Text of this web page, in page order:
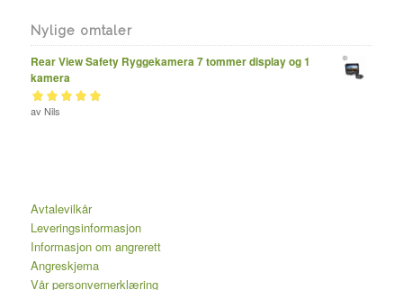
Nylige omtaler
Rear View Safety Ryggekamera 7 tommer display og 1
kamera
Vurdert
av Nils
Avtalevilkår
Leveringsinformasjon
Informasjon om angrerett
Angreskjema
Vår personvernerklæring